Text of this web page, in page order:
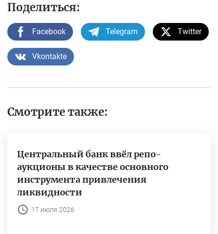
Поделиться:
Facebook Telegram Twitter
Vkontakte
Смотрите также:
Центральный банк ввёл репо-
аукционы в качестве основного
инструмента привлечения
ликвидности
17 июля 2026